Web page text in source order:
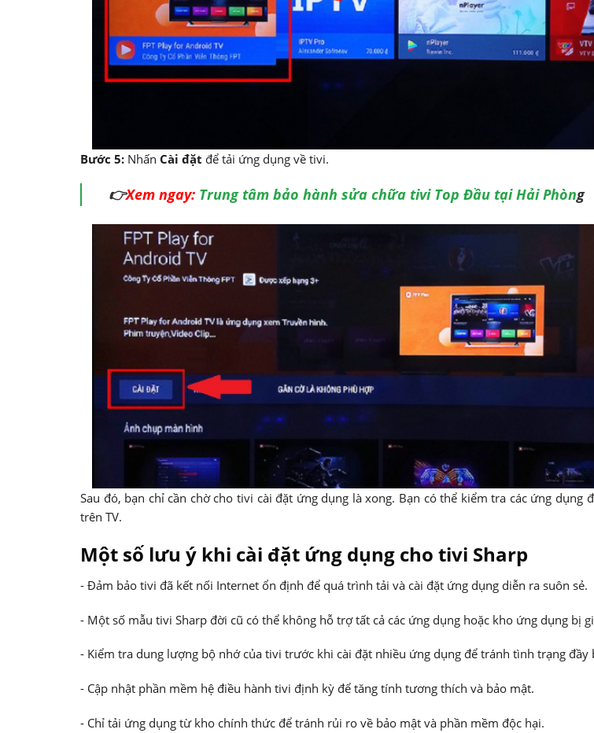
Bước 5: Nhấn Cài đặt để tải ứng dụng về tivi.
👉Xem ngay: Trung tâm bảo hành sửa chữa tivi Top Đầu tại Hải Phòng
Sau đó, bạn chỉ cần chờ cho tivi cài đặt ứng dụng là xong. Bạn có thể kiểm tra các ứng dụng
trên TV.
Một số lưu ý khi cài đặt ứng dụng cho tivi Sharp
- Đảm bảo tivi đã kết nối Internet ổn định để quá trình tải và cài đặt ứng dụng diễn ra suôn sẻ.
- Một số mẫu tivi Sharp đời cũ có thể không hỗ trợ tất cả các ứng dụng hoặc kho ứng dụng bị
- Kiểm tra dung lượng bộ nhớ của tivi trước khi cài đặt nhiều ứng dụng để tránh tình trạng đầy
- Cập nhật phần mềm hệ điều hành tivi định kỳ để tăng tính tương thích và bảo mật.
- Chỉ tải ứng dụng từ kho chính thức để tránh rủi ro về bảo mật và phần mềm độc hại.